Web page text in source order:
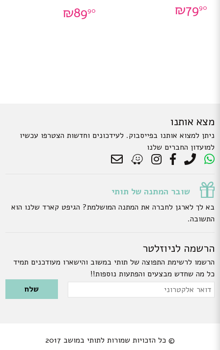
₪7990
₪8990
מצא אותנו
ניתן למצוא אותנו בפייסבוק. לעידכונים וחדשות הצטרפו עכשיו
למועדון החברים שלנו
שובר המתנה של תותי
בא לך לארגן לחברה את המתנה המושלמת? הגיפט קארד שלנו הוא
התשובה.
הרשמה לניוזלטר
הרשמו לרשימת התפוצה של תותי במשוב והישארו מעודכנים תמיד
כל מה שחדש מבצעים והפתעות נוספות!!
Please leave this field empty.
דואר
© כל הזכויות שמורות לתותי במושב 2017